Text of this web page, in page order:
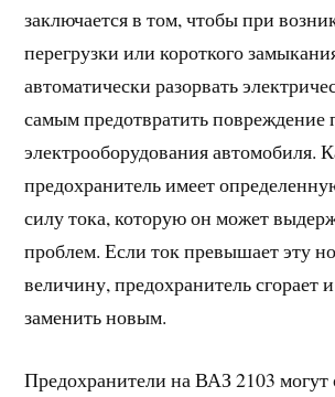
заключается в том, чтобы при
перегрузки или короткого
автоматически разорвать
самым предотвратить повреждение
электрооборудования автомобиля.
предохранитель имеет
силу тока, которую он может
проблем. Если ток превышает эту
величину, предохранитель сгорает
заменить новым.
Предохранители на ВАЗ 2103 могут